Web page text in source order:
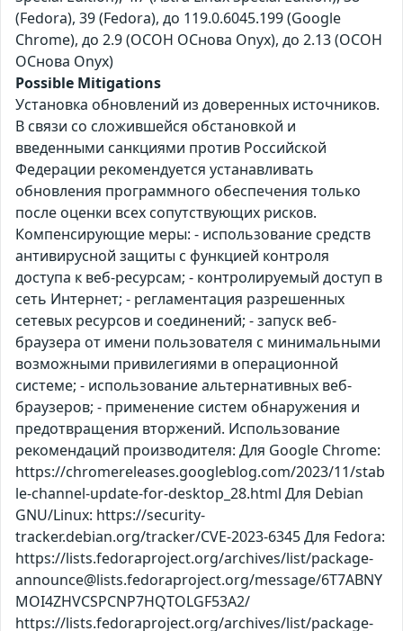
(Fedora), 39 (Fedora), до 119.0.6045.199 (Google
Chrome), до 2.9 (ОСОН ОСнова Оnyx), до 2.13 (ОСОН
ОСнова Оnyx)
Possible Mitigations
Установка обновлений из доверенных источников.
В связи со сложившейся обстановкой и
введенными санкциями против Российской
Федерации рекомендуется устанавливать
обновления программного обеспечения только
после оценки всех сопутствующих рисков.
Компенсирующие меры: - использование средств
антивирусной защиты с функцией контроля
доступа к веб-ресурсам; - контролируемый доступ в
сеть Интернет; - регламентация разрешенных
сетевых ресурсов и соединений; - запуск веб-
браузера от имени пользователя с минимальными
возможными привилегиями в операционной
системе; - использование альтернативных веб-
браузеров; - применение систем обнаружения и
предотвращения вторжений. Использование
рекомендаций производителя: Для Google Chrome:
https://chromereleases.googleblog.com/2023/11/stab
le-channel-update-for-desktop_28.html Для Debian
GNU/Linux: https://security-
tracker.debian.org/tracker/CVE-2023-6345 Для Fedora:
https://lists.fedoraproject.org/archives/list/package-
announce@lists.fedoraproject.org/message/6T7ABNY
MOI4ZHVCSPCNP7HQTOLGF53A2/
https://lists.fedoraproject.org/archives/list/package-